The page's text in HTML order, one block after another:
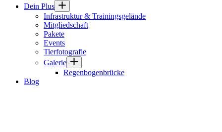
Dein Plus
Infrastruktur & Trainingsgelände
Mitgliedschaft
Pakete
Events
Tierfotografie
Galerie
Regenbogenbrücke
Blog